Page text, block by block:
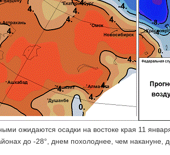
ожидаются осадки на востоке края 11
до -28°, днем похолоднее, чем накануне,